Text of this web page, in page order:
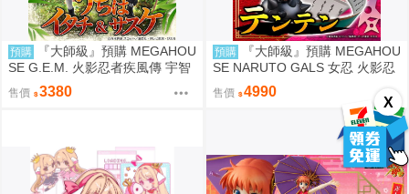
X
預購
『大師級』預購 MEGAHOU
SE G.E.M. 火影忍者疾風傳 宇智
波鼬 & 宇智波佐助 再販
售價 3380
預購
『大師級』預購 MEGAHOU
SE NARUTO GALS 女忍 火影忍
者疾風傳 天天 再販
售價 4990